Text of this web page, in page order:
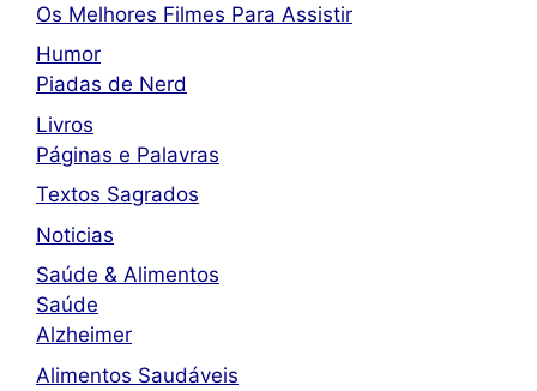
Os Melhores Filmes Para Assistir
Humor
Piadas de Nerd
Livros
Páginas e Palavras
Textos Sagrados
Noticias
Saúde & Alimentos
Saúde
Alzheimer
Alimentos Saudáveis